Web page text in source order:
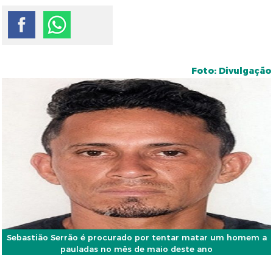
Foto: Divulgação
Sebastião Serrão é procurado por tentar matar um homem a
pauladas no mês de maio deste ano